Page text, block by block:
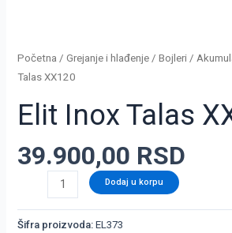
Početna /Grejanje i hlađenje /Bojleri /
Talas XX120
Elit Inox Talas
39.900,00 RSD
Dodaj u korpu
Šifra proizvoda:EL373